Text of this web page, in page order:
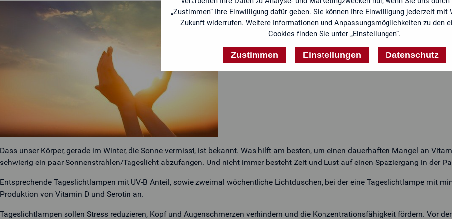
Dass unser Körper, gerade im Winter, die Sonne vermisst, ist bekannt. Was hilft am besten, um einen dauerhaften Mangel an
schwierig ein paar Sonnenstrahlen/Tageslicht abzufangen. Und nicht immer besteht Zeit und Lust auf einen Spaziergang in der
Entsprechende Tageslichtlampen mit UV-B Anteil, sowie zweimal wöchentliche Lichtduschen, bei der eine Tageslichtlampe mit
Produktion von Vitamin D und Serotin an.
Tageslichtlampen sollen Stress reduzieren, Kopf und Augenschmerzen verhindern und die Konzentrationsfähigkeit fördern. Vor
Ja, ich kenne die Datenschutzerklärung und bin einverstanden mit der zweckgebundenen Speicherung meiner Daten.
„Zustimmen“ Ihre Einwilligung dafür geben. Sie können Ihre Einwilligung jederzeit mit
Zukunft widerrufen. Weitere Informationen und Anpassungsmöglichkeiten zu den
Cookies finden Sie unter „Einstellungen“.
Zustimmen Einstellungen Datenschutz